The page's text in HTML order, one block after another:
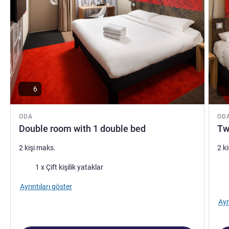
ODA
Double room with 1 double bed
6
2 kişi maks.
1 x Çift kişilik yataklar
Ayrıntıları göster
2